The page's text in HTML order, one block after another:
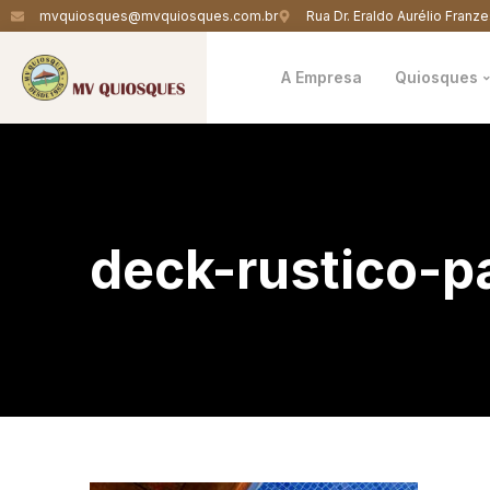
mvquiosques@mvquiosques.com.br Rua Dr. Eraldo Aurélio
A Empresa Quiosques
deck-rustico-